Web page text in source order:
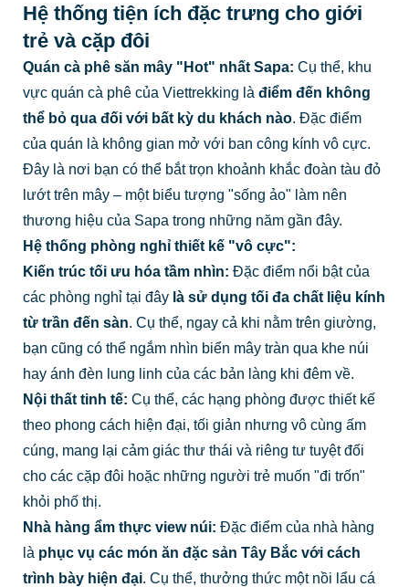
Hệ thống tiện ích đặc trưng cho giới
trẻ và cặp đôi
Quán cà phê săn mây "Hot" nhất Sapa: Cụ thể, khu
vực quán cà phê của Viettrekking là điểm đến không
thể bỏ qua đối với bất kỳ du khách nào. Đặc điểm
của quán là không gian mở với ban công kính vô cực.
Đây là nơi bạn có thể bắt trọn khoảnh khắc đoàn tàu đỏ
lướt trên mây – một biểu tượng "sống ảo" làm nên
thương hiệu của Sapa trong những năm gần đây.
Hệ thống phòng nghỉ thiết kế "vô cực":
Kiến trúc tối ưu hóa tầm nhìn: Đặc điểm nổi bật của
các phòng nghỉ tại đâylà sử dụng tối đa chất liệu kính
từ trần đến sàn. Cụ thể, ngay cả khi nằm trên giường,
bạn cũng có thể ngắm nhìn biển mây tràn qua khe núi
hay ánh đèn lung linh của các bản làng khi đêm về.
Nội thất tinh tế: Cụ thể, các hạng phòng được thiết kế
theo phong cách hiện đại, tối giản nhưng vô cùng ấm
cúng, mang lại cảm giác thư thái và riêng tư tuyệt đối
cho các cặp đôi hoặc những người trẻ muốn "đi trốn"
khỏi phố thị.
Nhà hàng ẩm thực view núi: Đặc điểm của nhà hàng
là phục vụ các món ăn đặc sản Tây Bắc với cách
trình bày hiện đại. Cụ thể, thưởng thức một nồi lẩu cá